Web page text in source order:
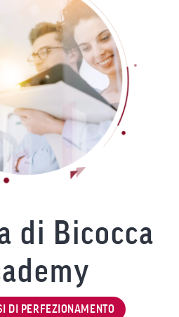
di Bicocca
DI PERFEZIONAMENTO